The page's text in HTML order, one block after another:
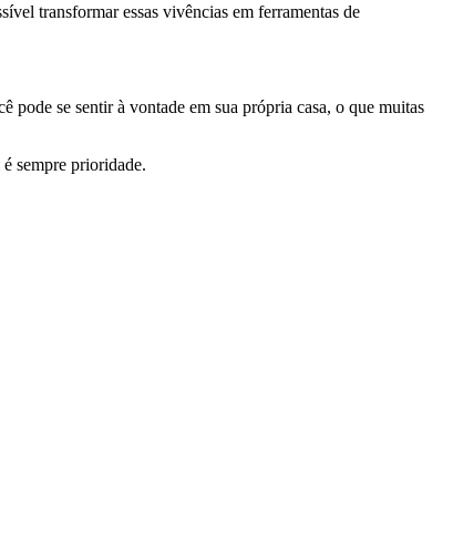
transformar essas vivências em ferramentas de
pode se sentir à vontade em sua própria casa, o que muitas
sempre prioridade.